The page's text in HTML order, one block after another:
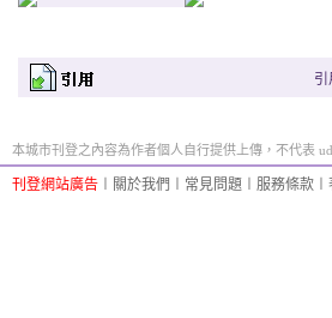
本城市刊登之內容為作者個人自行提供上傳，不代表
刊登網站廣告 關於我們 常見問題 服務條款